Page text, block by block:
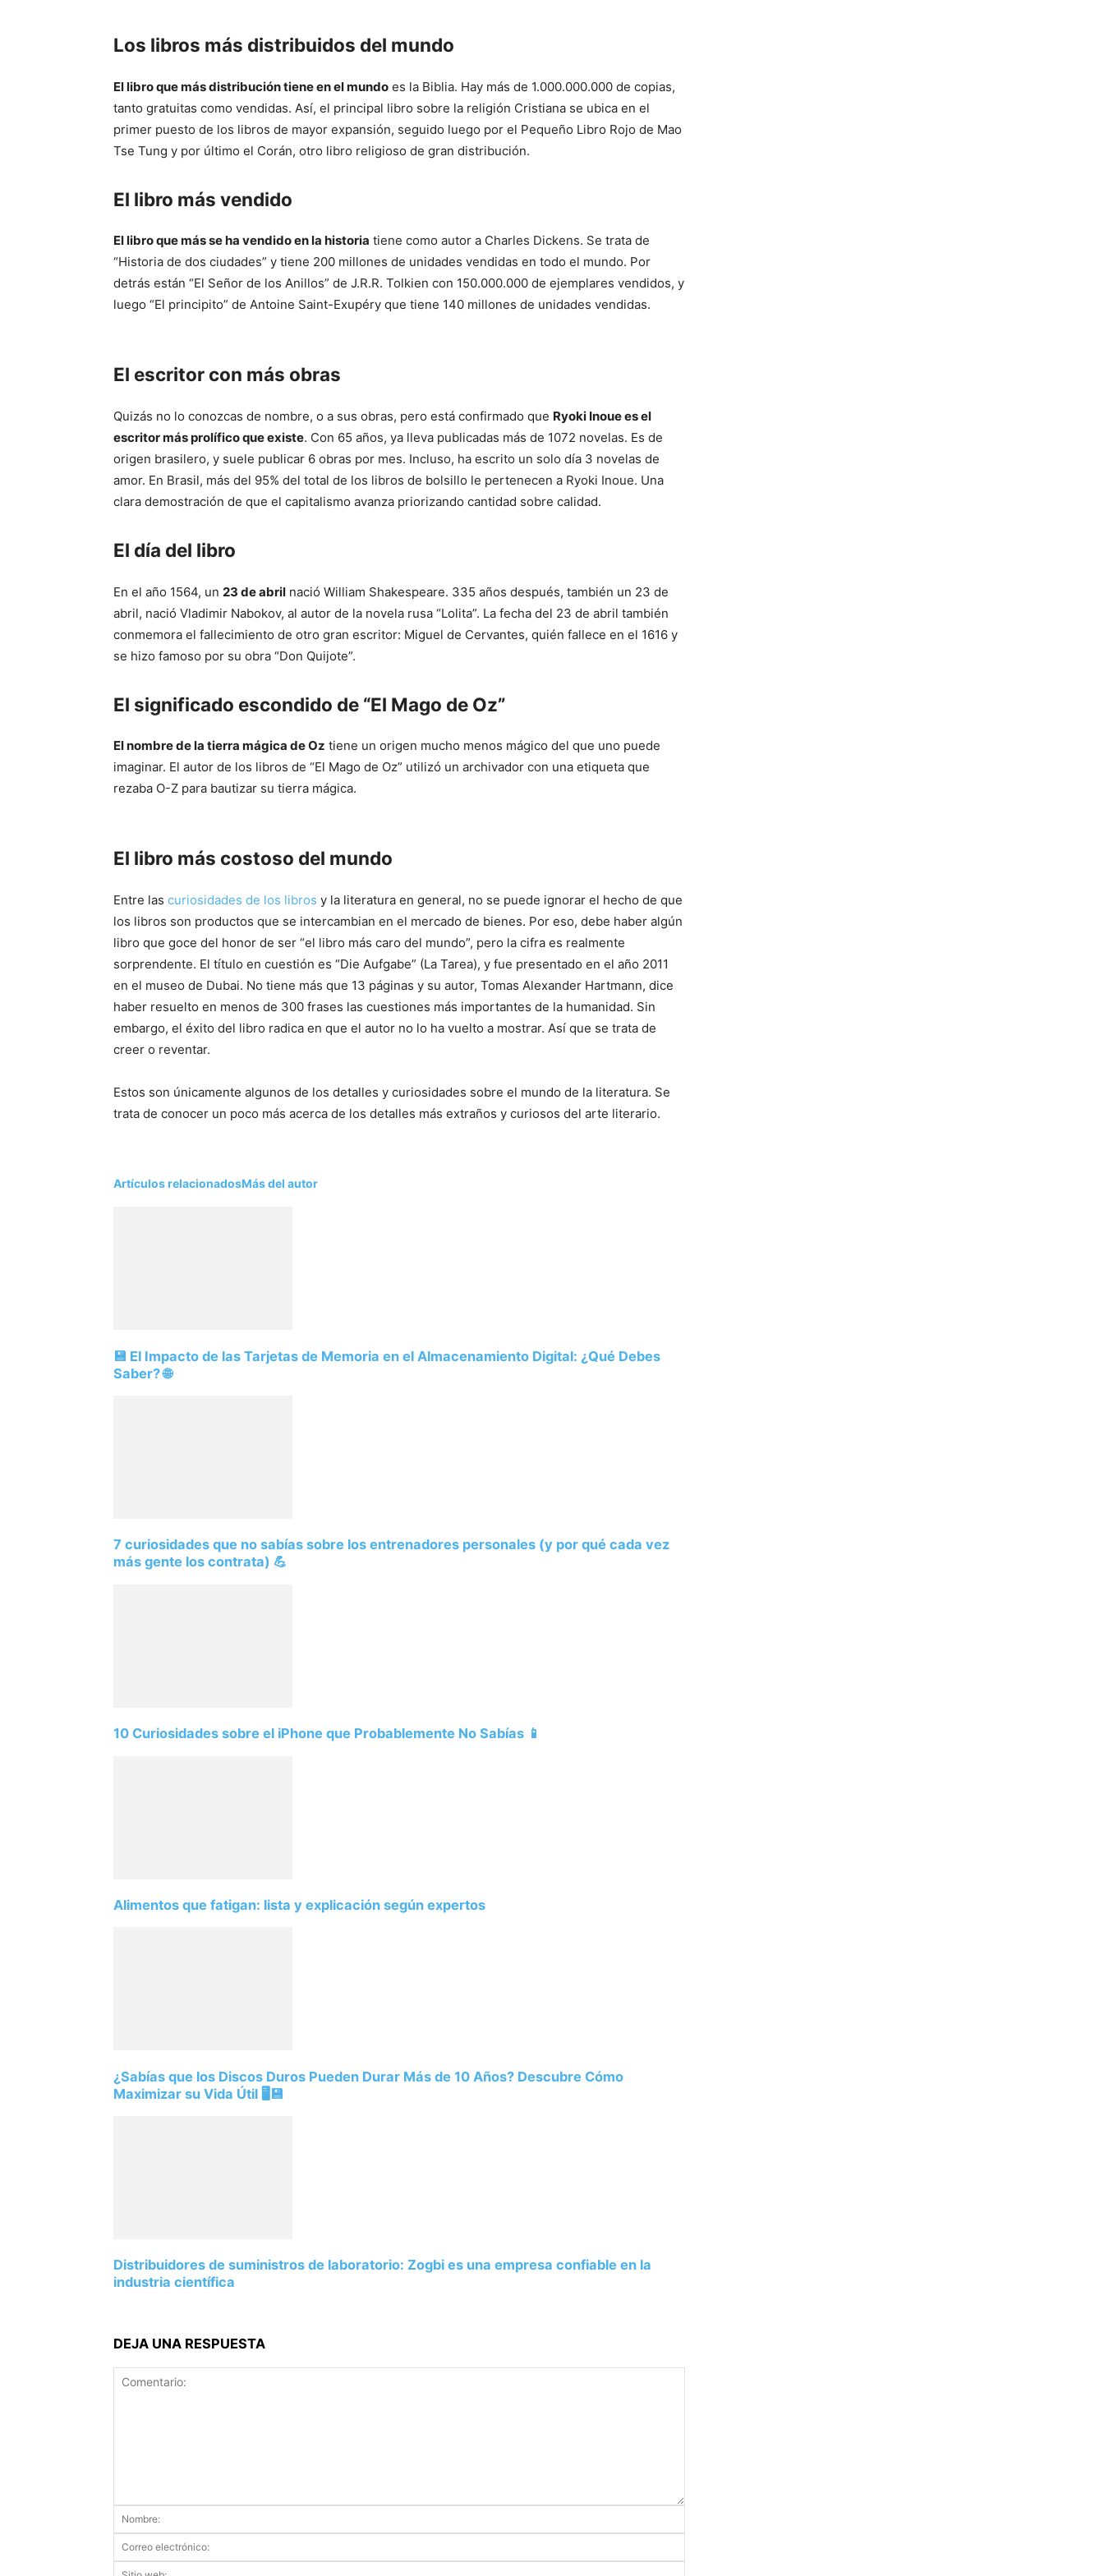
Los libros más distribuidos del mundo
El libro que más distribución tiene en el mundo es la Biblia. Hay más de 1.000.000.000 de copias,
tanto gratuitas como vendidas. Así, el principal libro sobre la religión Cristiana se ubica en el
primer puesto de los libros de mayor expansión, seguido luego por el Pequeño Libro Rojo de Mao
Tse Tung y por último el Corán, otro libro religioso de gran distribución.
El libro más vendido
El libro que más se ha vendido en la historia tiene como autor a Charles Dickens. Se trata de
“Historia de dos ciudades” y tiene 200 millones de unidades vendidas en todo el mundo. Por
detrás están “El Señor de los Anillos” de J.R.R. Tolkien con 150.000.000 de ejemplares vendidos, y
luego “El principito” de Antoine Saint-Exupéry que tiene 140 millones de unidades vendidas.
El escritor con más obras
Quizás no lo conozcas de nombre, o a sus obras, pero está confirmado que Ryoki Inoue es el
escritor más prolífico que existe. Con 65 años, ya lleva publicadas más de 1072 novelas. Es de
origen brasilero, y suele publicar 6 obras por mes. Incluso, ha escrito un solo día 3 novelas de
amor. En Brasil, más del 95% del total de los libros de bolsillo le pertenecen a Ryoki Inoue. Una
clara demostración de que el capitalismo avanza priorizando cantidad sobre calidad.
El día del libro
En el año 1564, un 23 de abril nació William Shakespeare. 335 años después, también un 23 de
abril, nació Vladimir Nabokov, al autor de la novela rusa “Lolita”. La fecha del 23 de abril también
conmemora el fallecimiento de otro gran escritor: Miguel de Cervantes, quién fallece en el 1616 y
se hizo famoso por su obra “Don Quijote”.
El significado escondido de “El Mago de Oz”
El nombre de la tierra mágica de Oz tiene un origen mucho menos mágico del que uno puede
imaginar. El autor de los libros de “El Mago de Oz” utilizó un archivador con una etiqueta que
rezaba O-Z para bautizar su tierra mágica.
El libro más costoso del mundo
Entre las curiosidades de los libros y la literatura en general, no se puede ignorar el hecho de que
los libros son productos que se intercambian en el mercado de bienes. Por eso, debe haber algún
libro que goce del honor de ser “el libro más caro del mundo”, pero la cifra es realmente
sorprendente. El título en cuestión es “Die Aufgabe” (La Tarea), y fue presentado en el año 2011
en el museo de Dubai. No tiene más que 13 páginas y su autor, Tomas Alexander Hartmann, dice
haber resuelto en menos de 300 frases las cuestiones más importantes de la humanidad. Sin
embargo, el éxito del libro radica en que el autor no lo ha vuelto a mostrar. Así que se trata de
creer o reventar.
Estos son únicamente algunos de los detalles y curiosidades sobre el mundo de la literatura. Se
trata de conocer un poco más acerca de los detalles más extraños y curiosos del arte literario.
Artículos relacionadosMás del autor
💾 El Impacto de las Tarjetas de Memoria en el Almacenamiento Digital: ¿Qué Debes
Saber? 🌐
7 curiosidades que no sabías sobre los entrenadores personales (y por qué cada vez
más gente los contrata) 💪
10 Curiosidades sobre el iPhone que Probablemente No Sabías 📱
Alimentos que fatigan: lista y explicación según expertos
¿Sabías que los Discos Duros Pueden Durar Más de 10 Años? Descubre Cómo
Maximizar su Vida Útil 🖥️💾
Distribuidores de suministros de laboratorio: Zogbi es una empresa confiable en la
industria científica
DEJA UNA RESPUESTA